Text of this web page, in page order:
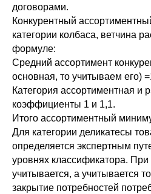
договорами.
Конкурентный
категории колбаса, ветчина
формуле:
Средний ассортимент
основная, то учитываем его)
Категория ассортиментная и
коэффициенты 1 и 1,1.
Итого ассортиментный
Для категории деликатесы
определяется экспертным
уровнях классификатора.
учитывается, а учитывается
закрытие потребностей